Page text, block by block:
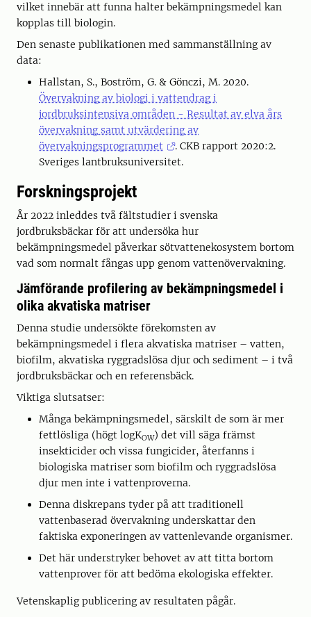
vilket innebär att funna halter bekämpningsmedel kan
kopplas till biologin.
Den senaste publikationen med sammanställning av
data:
Hallstan, S., Boström, G. & Gönczi, M. 2020.
Övervakning av biologi i vattendrag i
jordbruksintensiva områden - Resultat av elva års
övervakning samt utvärdering av
övervakningsprogrammet
. CKB rapport 2020:2.
Sveriges lantbruksuniversitet.
Forskningsprojekt
År 2022 inleddes två fältstudier i svenska
jordbruksbäckar för att undersöka hur
bekämpningsmedel påverkar sötvattenekosystem bortom
vad som normalt fångas upp genom vattenövervakning.
Jämförande profilering av bekämpningsmedel i
olika akvatiska matriser
Denna studie undersökte förekomsten av
bekämpningsmedel i flera akvatiska matriser – vatten,
biofilm, akvatiska ryggradslösa djur och sediment – i två
jordbruksbäckar och en referensbäck.
Viktiga slutsatser:
Många bekämpningsmedel, särskilt de som är mer
fettlösliga (högt logKOW) det vill säga främst
insekticider och vissa fungicider, återfanns i
biologiska matriser som biofilm och ryggradslösa
djur men inte i vattenproverna.
Denna diskrepans tyder på att traditionell
vattenbaserad övervakning underskattar den
faktiska exponeringen av vattenlevande organismer.
Det här understryker behovet av att titta bortom
vattenprover för att bedöma ekologiska effekter.
Vetenskaplig publicering av resultaten pågår.